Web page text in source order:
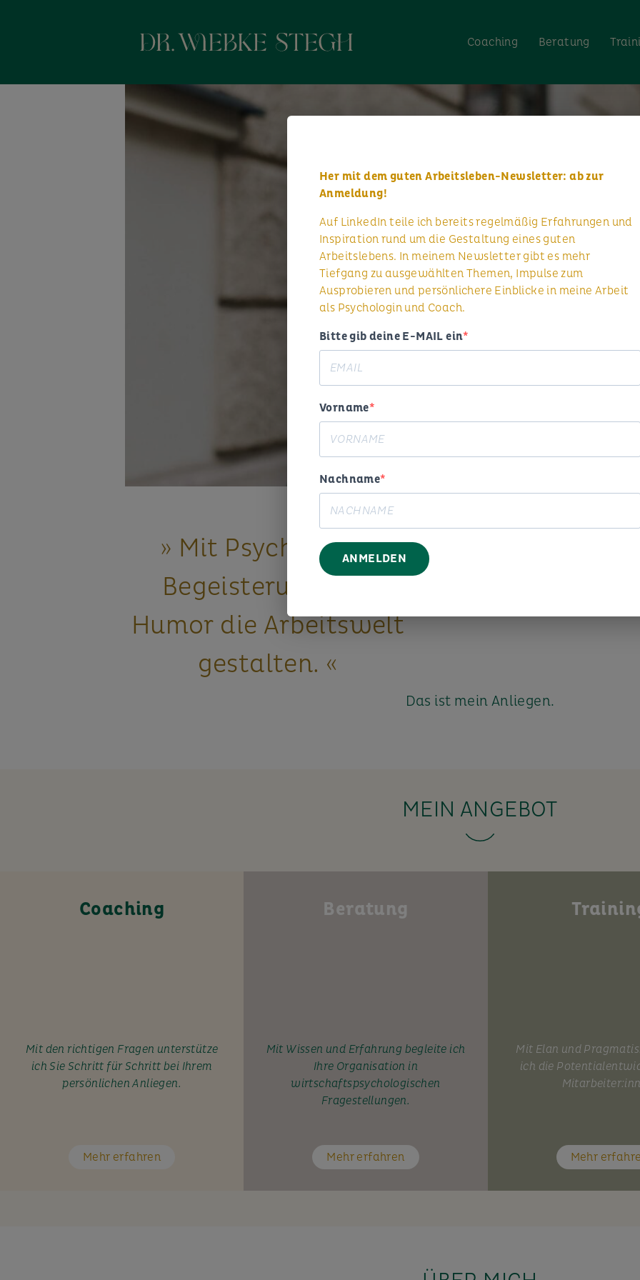
Coaching Beratung
» Mit Psychologie,
Begeisterung und
Humor die Arbeitswelt
gestalten. «
Das ist mein Anliegen.
MEIN ANGEBOT
Coaching
Mit den richtigen Fragen unterstütze
ich Sie Schritt für Schritt bei Ihrem
persönlichen Anliegen.
Mehr erfahren
Beratung
Mit Wissen und Erfahrung begleite ich
Ihre Organisation in
wirtschaftspsychologischen
Fragestellungen.
Mehr erfahren
Mit Elan und
ich die
Mehr
Her mit dem guten Arbeitsleben-Newsletter: ab zur
Anmeldung!
Auf LinkedIn teile ich bereits regelmäßig Erfahrungen und
Inspiration rund um die Gestaltung eines guten
Arbeitslebens. In meinem Newsletter gibt es mehr
Tiefgang zu ausgewählten Themen, Impulse zum
Ausprobieren und persönlichere Einblicke in meine Arbeit
als Psychologin und Coach.
Bitte gib deine E-MAIL ein
Vorname
Nachname
ANMELDEN